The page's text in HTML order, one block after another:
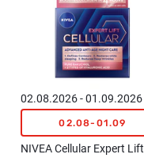
02.08.2026 - 01.09.2026
02.08-01.09
NIVEA Cellular Expert Lift